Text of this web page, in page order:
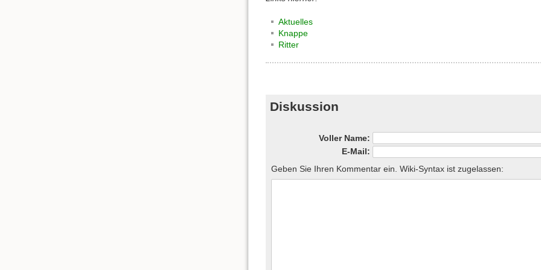
Aktuelles
Knappe
Ritter
Diskussion
Voller Name:
E-Mail:
Geben Sie Ihren Kommentar ein. Wiki-Syntax ist zugelassen: